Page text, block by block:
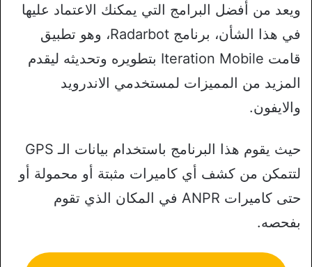
ويعد من أفضل البرامج التي يمكنك الاعتماد عليها
في هذا الشأن، برنامج Radarbot، وهو تطبيق
قامت Iteration Mobile بتطويره وتحديثه ليقدم
المزيد من المميزات لمستخدمي الاندرويد
والايفون.
حيث يقوم هذا البرنامج باستخدام بيانات الـ GPS
لتتمكن من كشف أي كاميرات مثبتة أو محمولة أو
حتى كاميرات ANPR في المكان الذي تقوم
بفحصه.